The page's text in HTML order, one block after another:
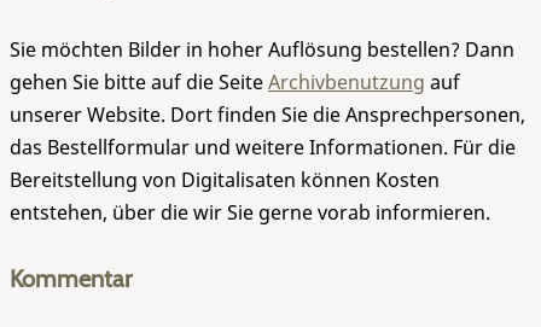
Sie möchten Bilder in hoher Auflösung bestellen? Dann
gehen Sie bitte auf die SeiteArchivbenutzung auf
unserer Website. Dort finden Sie die Ansprechpersonen,
das Bestellformular und weitere Informationen. Für die
Bereitstellung von Digitalisaten können Kosten
entstehen, über die wir Sie gerne vorab informieren.
Kommentar